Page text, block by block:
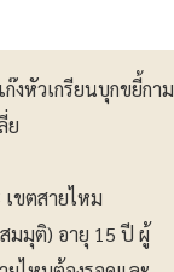
งหัวเกรียนบุกขยี้กาม
ย
เขตสายไหม
มมุติ) อายุ 15 ปี ผู้